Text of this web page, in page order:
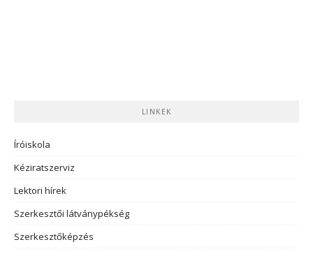
LINKEK
Íróiskola
Kéziratszerviz
Lektori hírek
Szerkesztői látványpékség
Szerkesztőképzés